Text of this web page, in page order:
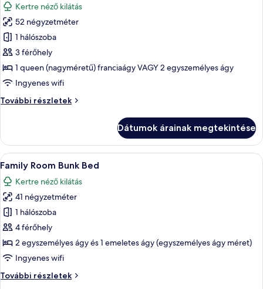
szoba
összes
képének
megtekintése:
Family
Suite
Garden
View
Kertre néző kilátás
52 négyzetméter
1 hálószoba
3 férőhely
1 queen (nagyméretű) franciaágy VAGY 2 egyszemélyes ágy
Ingyenes wifi
További részletek
Family
további
részletei
Dátumok árainak megtekintése
A
következő
szoba
összes
képének
megtekintése:
Family
Room
Bunk
Bed
Egy szállodai szoba, amelyben
5
Family Room Bunk Bed
Kertre néző kilátás
41 négyzetméter
1 hálószoba
4 férőhely
2 egyszemélyes ágy és 1 emeletes ágy (egyszemélyes ágy méret)
Ingyenes wifi
További részletek
Family